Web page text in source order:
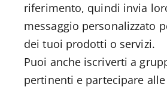
riferimento, quindi invia
messaggio personalizzato
dei tuoi prodotti o servizi.
Puoi anche iscriverti a
pertinenti e partecipare